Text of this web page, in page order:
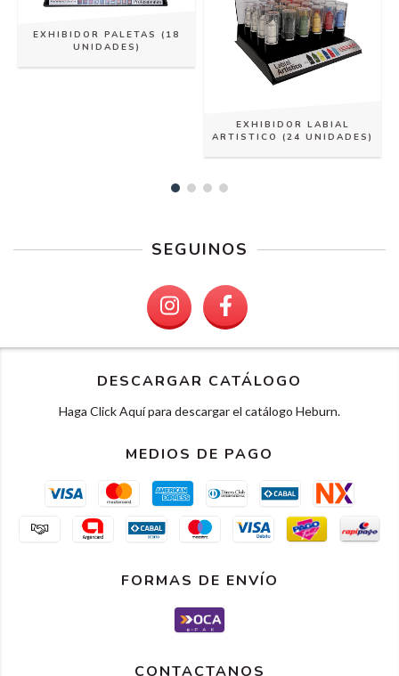
EXHIBIDOR PALETAS (18
UNIDADES)
EXHIBIDOR LABIAL
ARTISTICO (24 UNIDADES)
SEGUINOS
DESCARGAR CATÁLOGO
Haga Click Aquí para descargar el catálogo Heburn.
MEDIOS DE PAGO
FORMAS DE ENVÍO
CONTACTANOS